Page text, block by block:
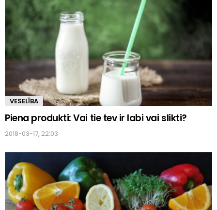
VESELĪBA
Piena produkti: Vai tie tev ir labi vai slikti?
2018-03-17, 22:03